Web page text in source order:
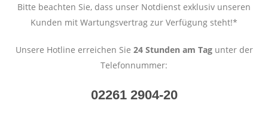
Bitte beachten Sie, dass unser Notdienst exklusiv unseren
Kunden mit Wartungsvertrag zur Verfügung steht!*
Unsere Hotline erreichen Sie 24 Stunden am Tagunter der
Telefonnummer:
02261 2904-20